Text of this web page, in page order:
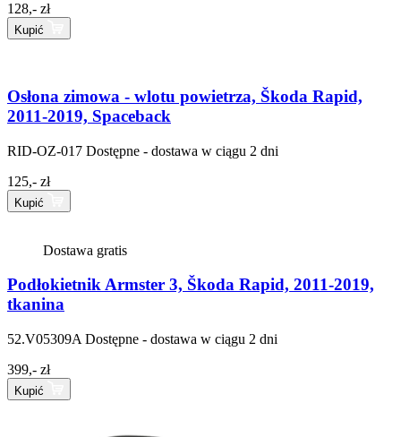
128,- zł
Kupić
Osłona zimowa - wlotu powietrza, Škoda Rapid,
2011-2019, Spaceback
RID-OZ-017 Dostępne - dostawa w ciągu 2 dni
125,- zł
Kupić
Dostawa gratis
Podłokietnik Armster 3, Škoda Rapid, 2011-2019,
tkanina
52.V05309A Dostępne - dostawa w ciągu 2 dni
399,- zł
Kupić